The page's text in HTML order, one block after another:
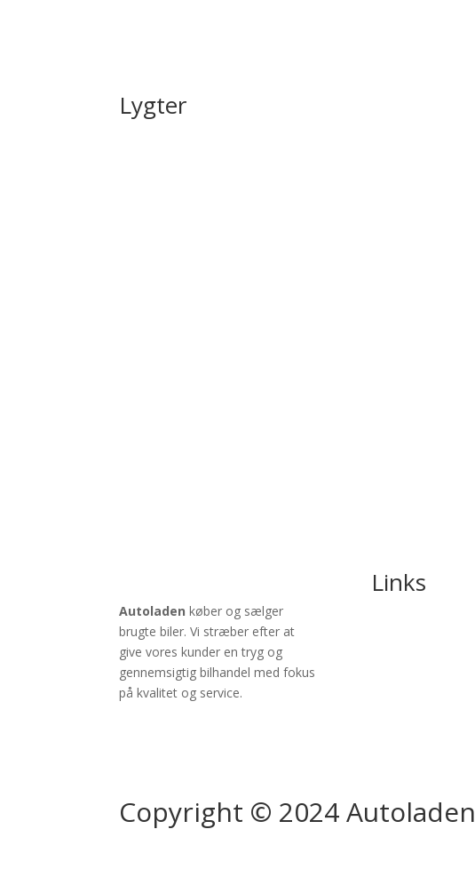
Lygter
Autoladen køber og sælger
brugte biler. Vi stræber efter at
give vores kunder en tryg og
gennemsigtig bilhandel med fokus
på kvalitet og service.
Links
Copyright © 2024 Autoladen